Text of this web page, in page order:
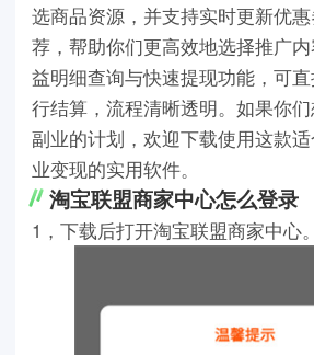
选商品资源，并支持实时更新优
荐，帮助你们更高效地选择推广
益明细查询与快速提现功能，可
行结算，流程清晰透明。如果你
副业的计划，欢迎下载使用这款
业变现的实用软件。
淘宝联盟商家中心怎么登录
1，下载后打开淘宝联盟商家中心。